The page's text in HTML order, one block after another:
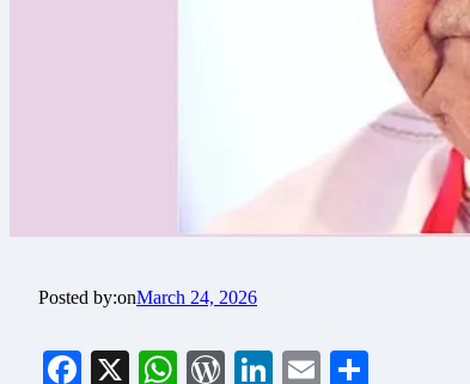
Posted by:onMarch 24, 2026
Facebook
X WhatsApp
WordPress
LinkedIn
Email